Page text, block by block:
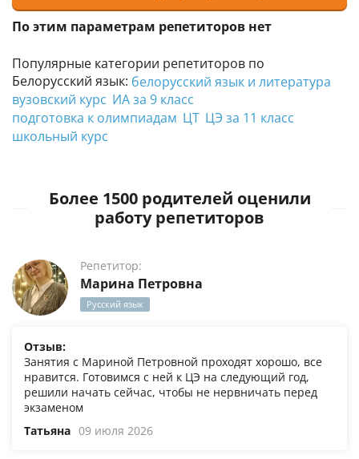
Популярные категории репетиторов по
Белорусский язык: белорусский язык и литература
вузовский курс ИА за 9 класс
подготовка к олимпиадам ЦТ ЦЭ за 11 класс
школьный курс
По этим параметрам репетиторов нет
Более 1500 родителей оценили
работу репетиторов
Репетитор:
Марина Петровна
Русский язык
Отзыв:
Занятия с Мариной Петровной проходят хорошо, все
нравится. Готовимся с ней к ЦЭ на следующий год,
решили начать сейчас, чтобы не нервничать перед
экзаменом
Татьяна 09 июля 2026